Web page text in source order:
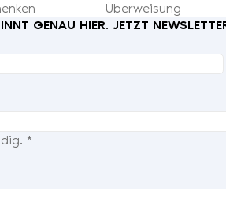
Überweisung
GENAU HIER. JETZT
*